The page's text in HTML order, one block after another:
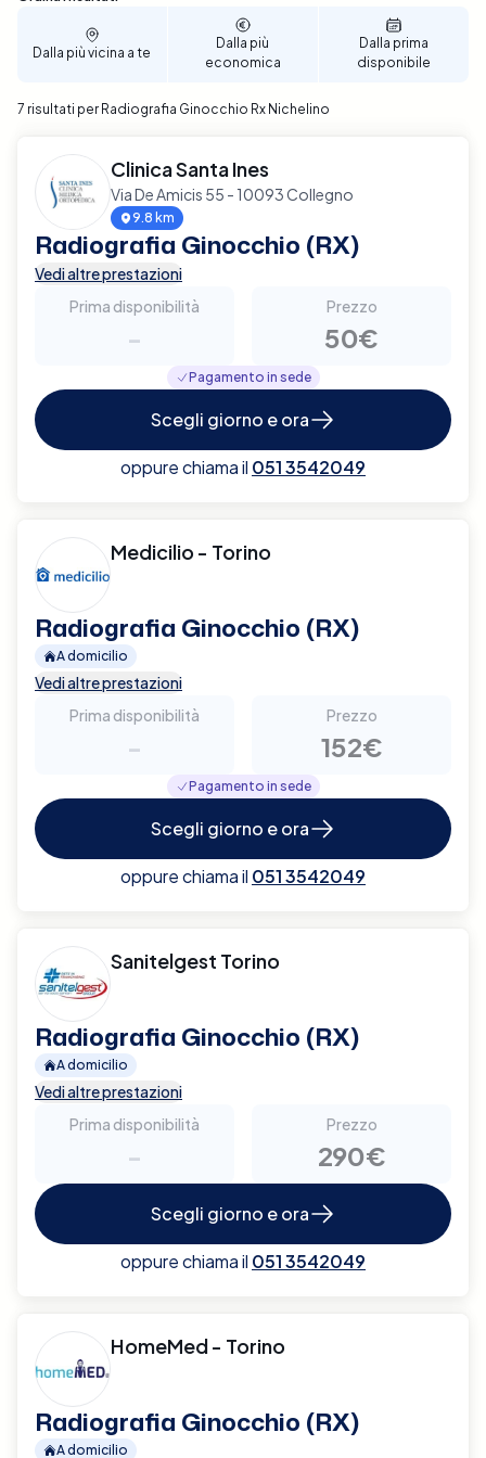
Dalla più vicina a te
Dalla più
economica
Dalla prima
disponibile
7 risultati per Radiografia Ginocchio Rx Nichelino
Clinica Santa Ines
Via De Amicis 55 - 10093 Collegno
9.8 km
Radiografia Ginocchio (RX)
Vedi altre prestazioni
Prima disponibilità
-
Prezzo
50€
Pagamento in sede
Scegli giorno e ora
oppure chiama il 051 3542049
Medicilio - Torino
Radiografia Ginocchio (RX)
A domicilio
Vedi altre prestazioni
Prima disponibilità
-
Prezzo
152€
Pagamento in sede
Scegli giorno e ora
oppure chiama il 051 3542049
Sanitelgest Torino
Radiografia Ginocchio (RX)
A domicilio
Vedi altre prestazioni
Prima disponibilità
-
Prezzo
290€
Scegli giorno e ora
oppure chiama il 051 3542049
HomeMed - Torino
Radiografia Ginocchio (RX)
A domicilio